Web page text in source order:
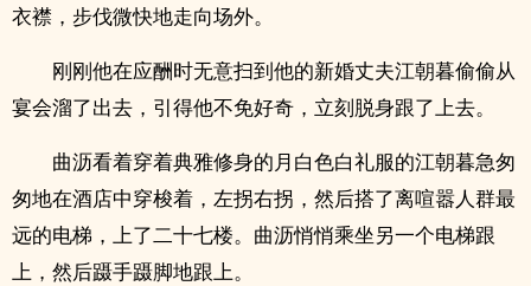
衣襟，步伐微快地走向场外。
刚刚他在应酬时无意扫到他的新婚丈夫江朝暮偷偷从
宴会溜了出去，引得他不免好奇，立刻脱身跟了上去。
曲沥看着穿着典雅修身的月白色白礼服的江朝暮急匆
匆地在酒店中穿梭着，左拐右拐，然后搭了离喧嚣人群最
远的电梯，上了二十七楼。曲沥悄悄乘坐另一个电梯跟
上，然后蹑手蹑脚地跟上。